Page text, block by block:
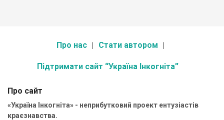
Про нас Стати автором
Підтримати сайт “Україна Інкогніта”
Про сайт
«Україна Інкогніта» - неприбутковий проект ентузіастів
краєзнавства.